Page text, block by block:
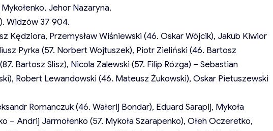
Jehor Nazaryna.
Widzów 37 904.
Kędziora, Przemysław Wiśniewski (46. Oskar Wójcik), Jakub Kiwior
Pyrka (57. Norbert Wojtuszek), Piotr Zieliński (46. Bartosz
Bartosz Slisz), Nicola Zalewski (57. Filip Rózga) – Sebastian
Robert Lewandowski (46. Mateusz Żukowski), Oskar Pietuszewski
Romanczuk (46. Wałerij Bondar), Eduard Sarapij, Mykoła
– Andrij Jarmołenko (57. Mykoła Szarapenko), Ołeh Oczeretko,